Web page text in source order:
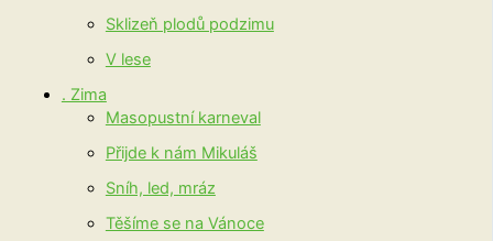
Sklizeň plodů podzimu
V lese
. Zima
Masopustní karneval
Přijde k nám Mikuláš
Sníh, led, mráz
Těšíme se na Vánoce